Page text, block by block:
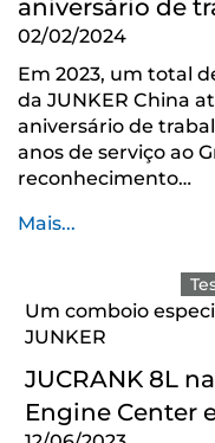
aniversário de
02/02/2024
Em 2023, um total
da JUNKER China
aniversário de
anos de serviço ao
reconhecimento…
Mais...
Um comboio
JUNKER
JUCRANK 8L
Engine Center